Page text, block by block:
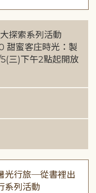
探索系列活動
甜蜜客庄時光：製
三)下午2點起開放
光行旅─從書裡出
系列活動